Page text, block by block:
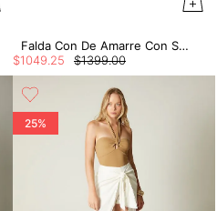
Falda Con De Amarre Con Short Interno
$1399.00
$1049 25
25%